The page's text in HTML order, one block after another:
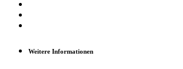
Weitere Informationen